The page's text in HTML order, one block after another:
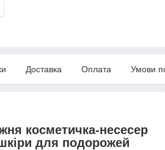
Доставка Оплата Умови
косметичка-несесер
для подорожей